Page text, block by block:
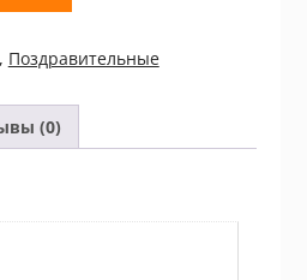
, Поздравительные
(0)